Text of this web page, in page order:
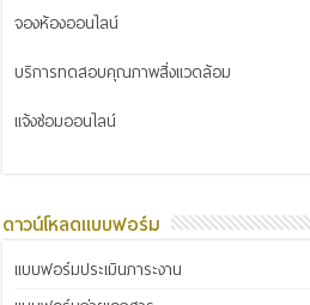
จองห้องออนไลน์
บริการทดสอบคุณภาพสิ่งแวดล้อม
แจ้งซ่อมออนไลน์
ดาวน์โหลดแบบฟอร์ม
แบบฟอร์มประเมินภาระงาน